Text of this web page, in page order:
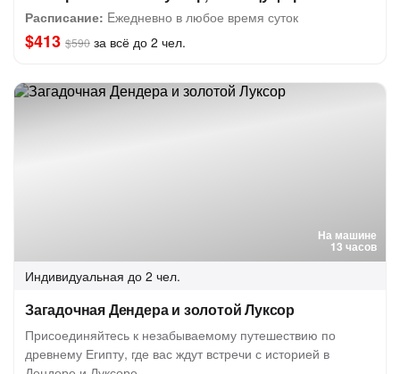
Расписание: Eжедневно в любое время суток
$413 $590 за всё до 2 чел.
На машине
13 часов
Индивидуальная до 2 чел.
Загадочная Дендера и золотой Луксор
Присоединяйтесь к незабываемому путешествию по
древнему Египту, где вас ждут встречи с историей в